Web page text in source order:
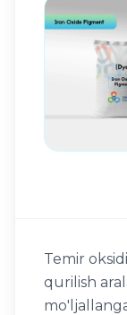
Temir
qurilish